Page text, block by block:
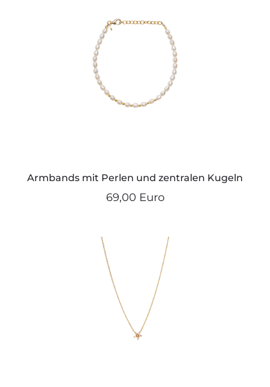
Armbands mit Perlen und zentralen Kugeln
69,00 Euro